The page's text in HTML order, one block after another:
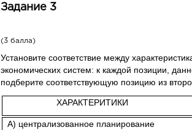
Задание 3
(3 балла)
Установите соответствие между
экономических систем: к каждой позиции,
подберите соответствующую позицию из
ХАРАКТЕРИТИКИ
А) централизованное планирование